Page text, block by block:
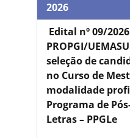
2026
Edital nº 09/
PROPGI/
seleção de
no Curso de
modalidade
Programa de
Letras – PPGLe